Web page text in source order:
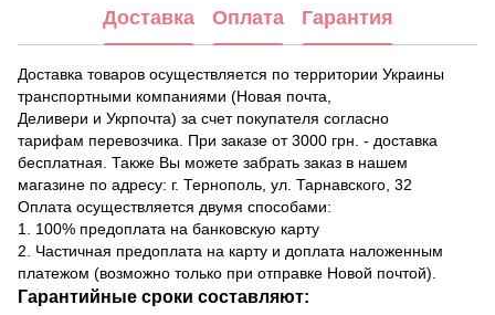
Доставка Оплата Гарантия
Доставка товаров осуществляется по территории Украины
транспортными компаниями (Новая почта,
Деливери и Укрпочта) за счет покупателя согласно
тарифам перевозчика. При заказе от 3000 грн. - доставка
бесплатная. Также Вы можете забрать заказ в нашем
магазине по адресу: г. Тернополь, ул. Тарнавского, 32
Оплата осуществляется двумя способами:
1. 100% предоплата на банковскую карту
2. Частичная предоплата на карту и доплата наложенным
платежом (возможно только при отправке Новой почтой).
Гарантийные сроки составляют: